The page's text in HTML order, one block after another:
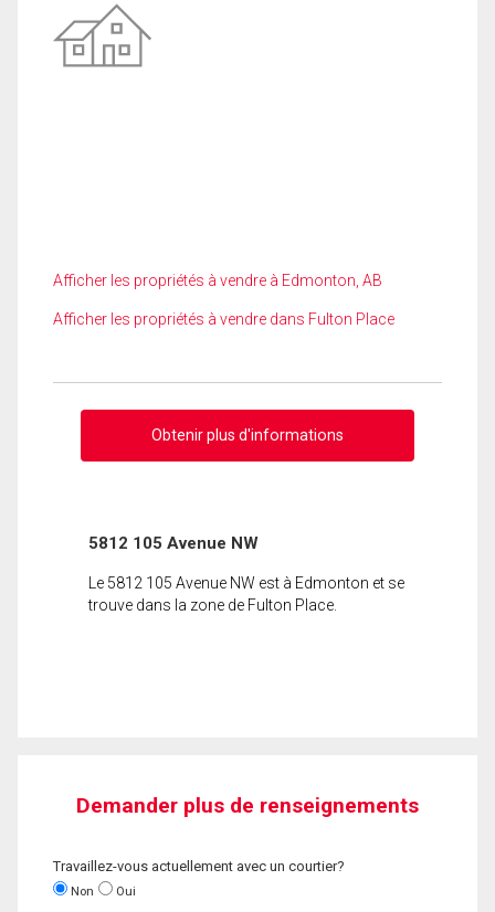
Afficher les propriétés à vendre à Edmonton, AB
Afficher les propriétés à vendre dans Fulton Place
Obtenir plus d'informations
5812 105 Avenue NW
Le 5812 105 Avenue NW est à Edmonton et se
trouve dans la zone de Fulton Place.
Demander plus de renseignements
Travaillez-vous actuellement avec un courtier?
Non Oui